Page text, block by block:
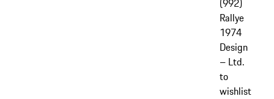
(992)
Rallye
1974
Design
– Ltd.
to
wishlist